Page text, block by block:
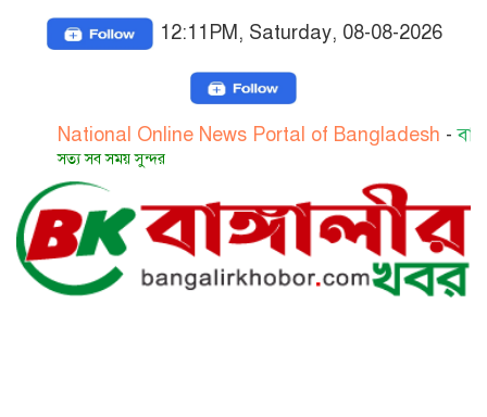
12:11PM, Saturday, 08-08-2026
Online News Portal of Bangladesh- বাংলাদেশের
সব সময় সুন্দর